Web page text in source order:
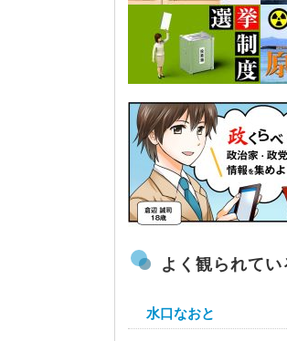
よく観られてい
水口なおと